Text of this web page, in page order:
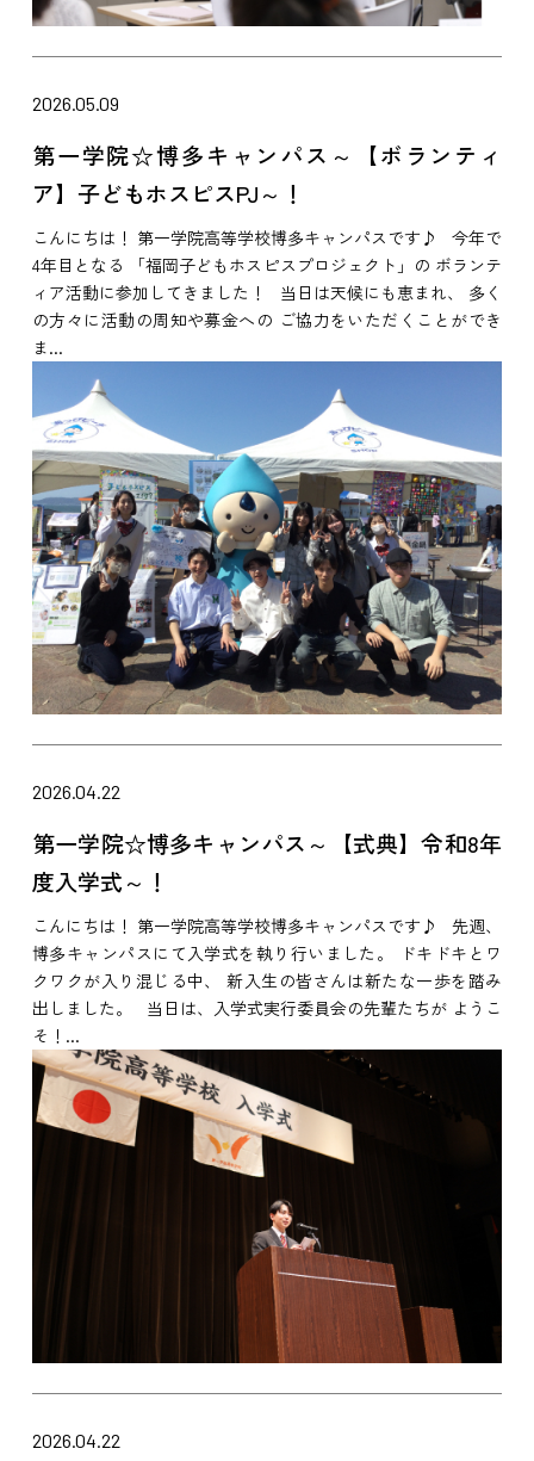
2026.05.09
第一学院☆博多キャンパス～【ボランティ
ア】子どもホスピスPJ～！
こんにちは！ 第一学院高等学校博多キャンパスです♪ 今年で
4年目となる 「福岡子どもホスピスプロジェクト」の ボランテ
ィア活動に参加してきました！ 当日は天候にも恵まれ、 多く
の方々に活動の周知や募金への ご協力をいただくことができ
ま...
2026.04.22
第一学院☆博多キャンパス～【式典】令和8年
度入学式～！
こんにちは！ 第一学院高等学校博多キャンパスです♪ 先週、
博多キャンパスにて入学式を執り行いました。 ドキドキとワ
クワクが入り混じる中、 新入生の皆さんは新たな一歩を踏み
出しました。 当日は、入学式実行委員会の先輩たちが ようこ
そ！...
2026.04.22